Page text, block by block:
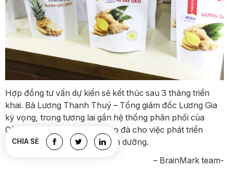
Hợp đồng tư vấn dự kiến sẽ kết thúc sau 3 tháng triển
khai. Bà Lương Thanh Thuý – Tổng giám đốc Lương Gia
kỳ vọng, trong tương lai gần hệ thống phân phối của
Công ty sẽ được mở rộng, tạo đà cho việc phát triển
thêm các dòng sản phẩm dinh dưỡng.
– BrainMark team-
CHIA SẺ